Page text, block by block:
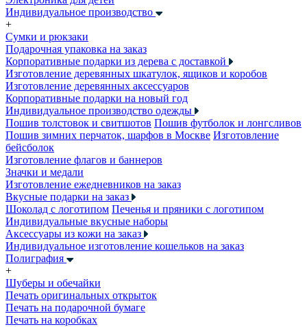
Индивидуальное производство
+
Сумки и рюкзаки
Подарочная упаковка на заказ
Корпоративные подарки из дерева с доставкой
Изготовление деревянных шкатулок, ящиков и коробов
Изготовление деревянных аксессуаров
Корпоративные подарки на новый год
Индивидуальное производство одежды
Пошив толстовок и свитшотов Пошив футболок и лонгсливов
Пошив зимних перчаток, шарфов в Москве Изготовление
бейсболок
Изготовление флагов и баннеров
Значки и медали
Изготовление ежедневников на заказ
Вкусные подарки на заказ
Шоколад с логотипом Печенья и пряники с логотипом
Индивидуальные вкусные наборы
Аксессуары из кожи на заказ
Индивидуальное изготовление кошельков на заказ
Полиграфия
+
Шуберы и обечайки
Печать оригинальных открыток
Печать на подарочной бумаге
Печать на коробках